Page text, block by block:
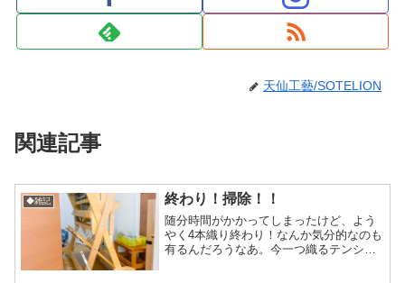
天仙工藝/SOTELION
関連記事
◆雑記 終わり！掃除！！
随分時間がかかってしまったけど、よう
やく4本織り終わり！なんか気分的なのも
有るんだろうなあ。今一つ織るテンショ